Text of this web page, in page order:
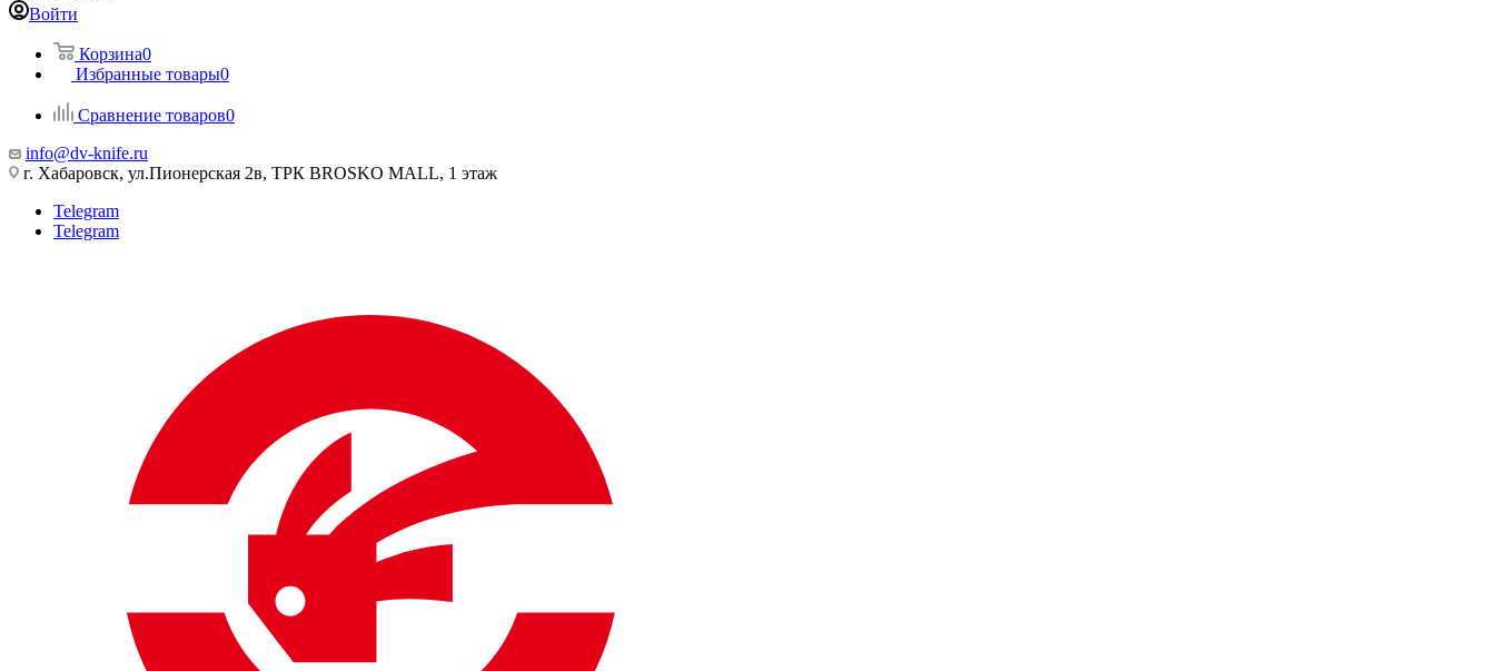
Войти
Корзина0
Избранные товары0
Сравнение товаров0
info@dv-knife.ru
г. Хабаровск, ул.Пионерская 2в, ТРК BROSKO MALL, 1 этаж
Telegram
Telegram